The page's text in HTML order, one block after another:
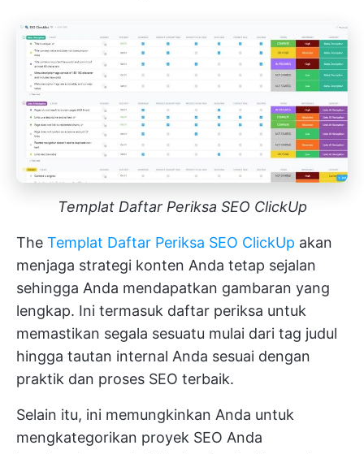
Templat Daftar Periksa SEO ClickUp
The Templat Daftar Periksa SEO ClickUp akan
menjaga strategi konten Anda tetap sejalan
sehingga Anda mendapatkan gambaran yang
lengkap. Ini termasuk daftar periksa untuk
memastikan segala sesuatu mulai dari tag judul
hingga tautan internal Anda sesuai dengan
praktik dan proses SEO terbaik.
Selain itu, ini memungkinkan Anda untuk
mengkategorikan proyek SEO Anda